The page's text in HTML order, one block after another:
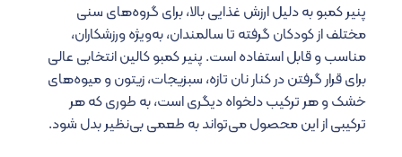
پنیر کمبو به‌ دلیل ارزش غذایی بالا، برای گروه‌های سنی
مختلف از کودکان گرفته تا سالمندان، به‌ویژه ورزشکاران،
مناسب و قابل استفاده است. پنیر کمبو کالین انتخابی عالی
برای قرار گرفتن در کنار نان تازه، سبزیجات، زیتون و میوه‌های
خشک و هر ترکیب دلخواه دیگری است، به طوری که هر
ترکیبی از این محصول می‌تواند به طعمی بی‌نظیر بدل شود.